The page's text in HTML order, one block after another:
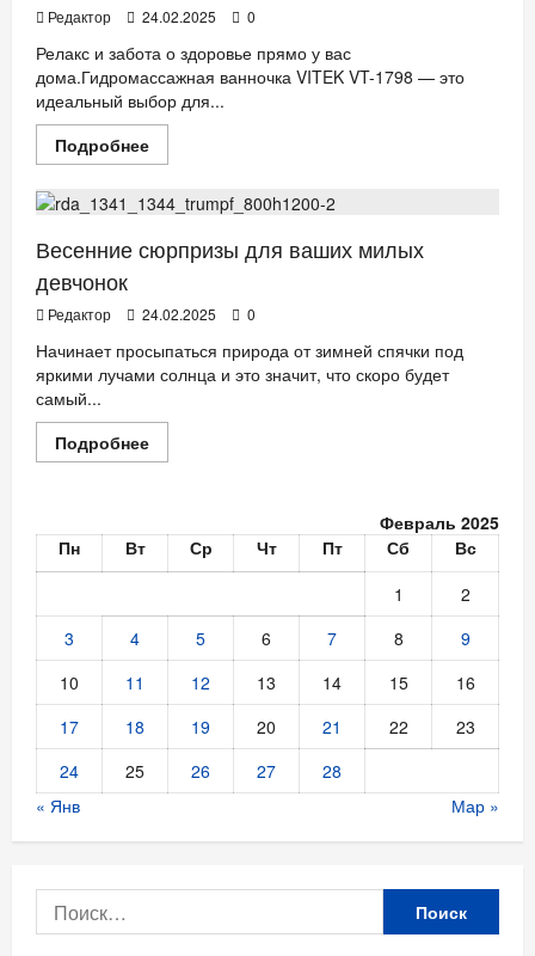
Редактор 24.02.2025 0
Релакс и забота о здоровье прямо у вас
дома.Гидромассажная ванночка VITEK VT-1798 — это
идеальный выбор для...
ПодробнееПрочитать
больше
Гидромассажная
ванночка
ног
VITEK
РИТЕЙЛ
Весенние сюрпризы для ваших милых
девчонок
Редактор 24.02.2025 0
Начинает просыпаться природа от зимней спячки под
яркими лучами солнца и это значит, что скоро будет
самый...
ПодробнееПрочитать
больше
ваших
милых
девчонок
Февраль 2025
Пн
Вт Ср Чт Пт Сб
Вс
1
2
3
4 5 6 7 8
9
10
11 12 13 14 15
16
17
18 19 20 21 22
23
24
25 26 27
28
« Янв
Мар »
Найти: